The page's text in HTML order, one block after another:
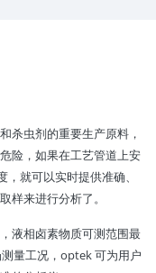
杀虫剂的重要生产原料，
险，如果在工艺管道上安
就可以实时提供准确、
样来进行分析了。
液相卤素物质可测范围最
量工况，optek 可为用户